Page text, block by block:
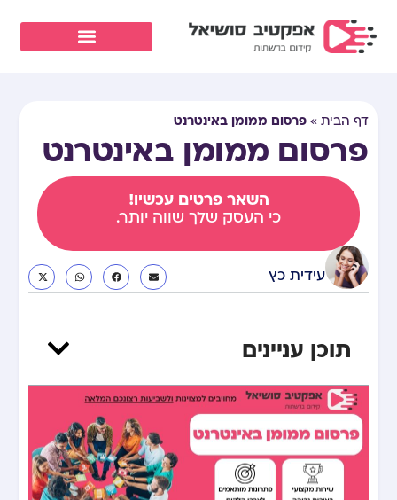
דף הבית »פרסום ממומן באינטרנט
פרסום ממומן באינטרנט
השאר פרטים עכשיו!
כי העסק שלך שווה יותר.
עידית כץ
תוכן עניינים